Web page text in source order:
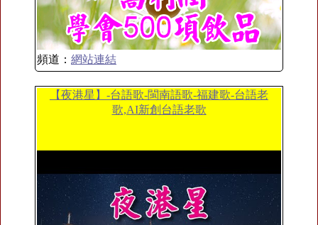
頻道： 網站連結
【夜港星】-台語歌-閩南語歌-福建歌-台語老
歌,AI新創台語老歌